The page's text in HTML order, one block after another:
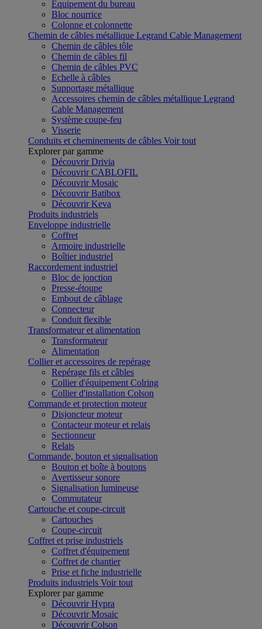
Equipement du bureau
Bloc nourrice
Colonne et colonnette
Chemin de câbles métallique Legrand Cable Management
Chemin de câbles tôle
Chemin de câbles fil
Chemin de câbles PVC
Echelle à câbles
Supportage métallique
Accessoires chemin de câbles métallique Legrand
Cable Management
Système coupe-feu
Visserie
Conduits et cheminements de câbles Voir tout
Explorer par gamme
Découvrir Drivia
Découvrir CABLOFIL
Découvrir Mosaic
Découvrir Batibox
Découvrir Keva
Produits industriels
Enveloppe industrielle
Coffret
Armoire industrielle
Boîtier industriel
Raccordement industriel
Bloc de jonction
Presse-étoupe
Embout de câblage
Connecteur
Conduit flexible
Transformateur et alimentation
Transformateur
Alimentation
Collier et accessoires de repérage
Repérage fils et câbles
Collier d'équipement Colring
Collier d'installation Colson
Commande et protection moteur
Disjoncteur moteur
Contacteur moteur et relais
Sectionneur
Relais
Commande, bouton et signalisation
Bouton et boîte à boutons
Avertisseur sonore
Signalisation lumineuse
Commutateur
Cartouche et coupe-circuit
Cartouches
Coupe-circuit
Coffret et prise industriels
Coffret d'équipement
Coffret de chantier
Prise et fiche industrielle
Produits industriels Voir tout
Explorer par gamme
Découvrir Hypra
Découvrir Mosaic
Découvrir Colson